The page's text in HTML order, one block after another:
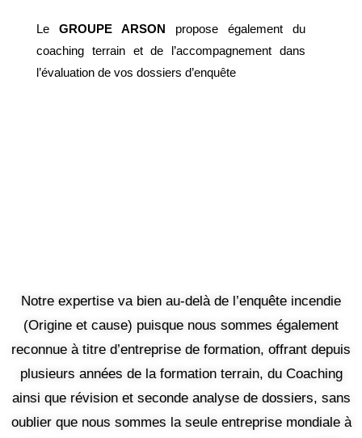
Le GROUPE ARSON propose également du
coaching terrain et de l’accompagnement dans
l’évaluation de vos dossiers d’enquête
Notre expertise va bien au-delà de l’enquête incendie
(Origine et cause) puisque nous sommes également
reconnue à titre d’entreprise de formation, offrant depuis
plusieurs années de la formation terrain, du Coaching
ainsi que révision et seconde analyse de dossiers, sans
oublier que nous sommes la seule entreprise mondiale à